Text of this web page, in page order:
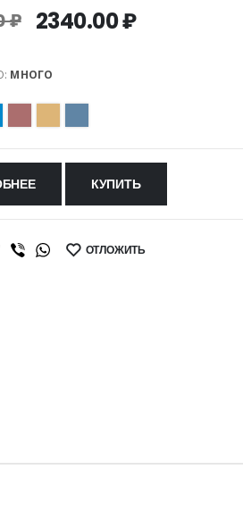
₽ 2340.00 ₽
МНОГО
КУПИТЬ
ОТЛОЖИТЬ